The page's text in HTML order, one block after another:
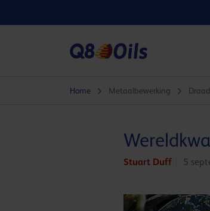
Home Metaalbewerking
Stuart Duff 5